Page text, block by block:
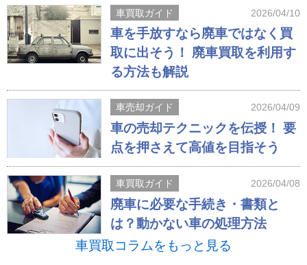
車買取ガイド 2026/04/10
車を手放すなら廃車ではなく買
取に出そう！ 廃車買取を利用す
る方法も解説
車売却ガイド 2026/04/09
車の売却テクニックを伝授！ 要
点を押さえて高値を目指そう
車買取ガイド 2026/04/08
廃車に必要な手続き・書類と
は？動かない車の処理方法
車買取コラムをもっと見る